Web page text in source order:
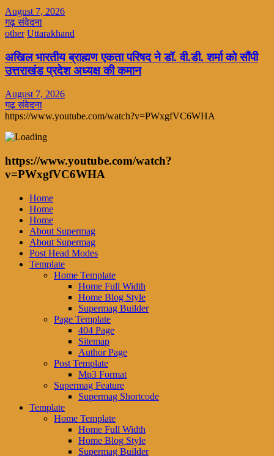
August 7, 2026
गढ़ संवेदना
other Uttarakhand
अखिल भारतीय ब्राह्मण एकता परिषद ने डॉ. वी.डी. शर्मा को सौंपी
उत्तराखंड प्रदेश अध्यक्ष की कमान
August 7, 2026
गढ़ संवेदना
https://www.youtube.com/watch?v=PWxgfVC6WHA
https://www.youtube.com/watch?
v=PWxgfVC6WHA
Home
Home
Home
About Supermag
About Supermag
Post Head Modes
Template
Home Template
Home Full Width
Home Blog Style
Supermag Builder
Page Template
404 Page
Sitemap
Author Page
Post Template
Mp3 Format
Supermag Feature
Supermag Shortcode
Template
Home Template
Home Full Width
Home Blog Style
Supermag Builder